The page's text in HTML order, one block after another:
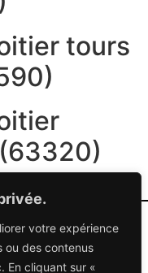
votre expérience
ou des contenus
En cliquant sur «
tours
70